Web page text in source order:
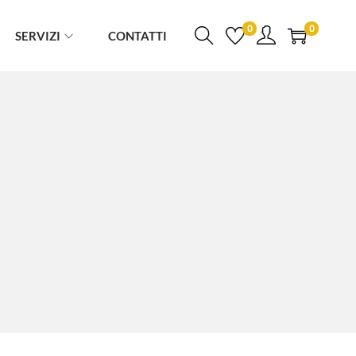
SERVIZI CONTATTI 0 0